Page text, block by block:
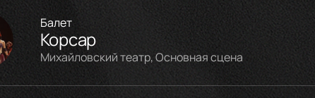
Балет
Корсар
Михайловский театр, Основная сцена